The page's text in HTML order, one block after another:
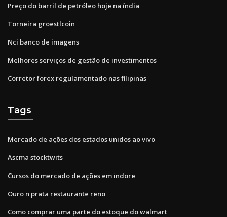
Preço do barril de petróleo hoje na índia
Torneira groestlcoin
Nci banco de imagens
Melhores serviços de gestão de investimentos
Corretor forex regulamentado nas filipinas
Tags
Mercado de ações dos estados unidos ao vivo
Ascma stocktwits
Cursos do mercado de ações em indore
Ouro n prata restaurante reno
Como comprar uma parte do estoque do walmart